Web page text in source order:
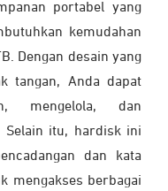
portabel yang
kemudahan
Dengan desain yang
tangan, Anda dapat
mengelola, dan
Selain itu, hardisk ini
dan kata
mengakses berbagai